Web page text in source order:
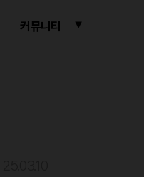
커뮤니티